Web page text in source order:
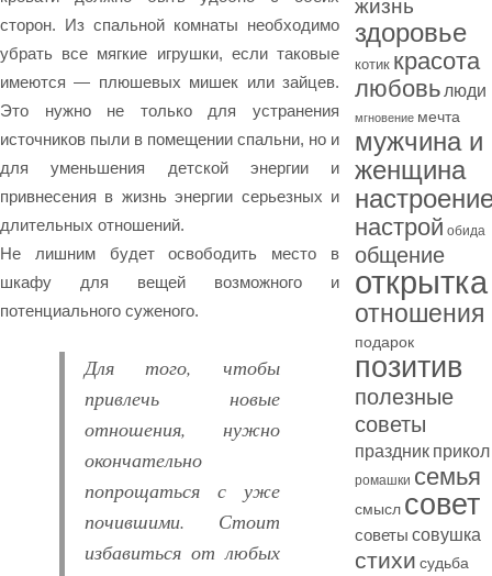
сторон. Из спальной комнаты необходимо
убрать все мягкие игрушки, если таковые
имеются — плюшевых мишек или зайцев.
Это нужно не только для устранения
источников пыли в помещении спальни, но и
для уменьшения детской энергии и
привнесения в жизнь энергии серьезных и
длительных отношений.
Не лишним будет освободить место в
шкафу для вещей возможного и
потенциального суженого.
Для того, чтобы
привлечь новые
отношения, нужно
окончательно
попрощаться с уже
почившими. Стоит
избавиться от любых
жизнь
здоровье
котик красота
любовь люди
мгновение мечта
мужчина и
женщина
настрой обида
общение
открытка
отношения
подарок
позитив
полезные
советы
праздник прикол
ромашки семья
смысл совет
советы совушка
стихи судьба